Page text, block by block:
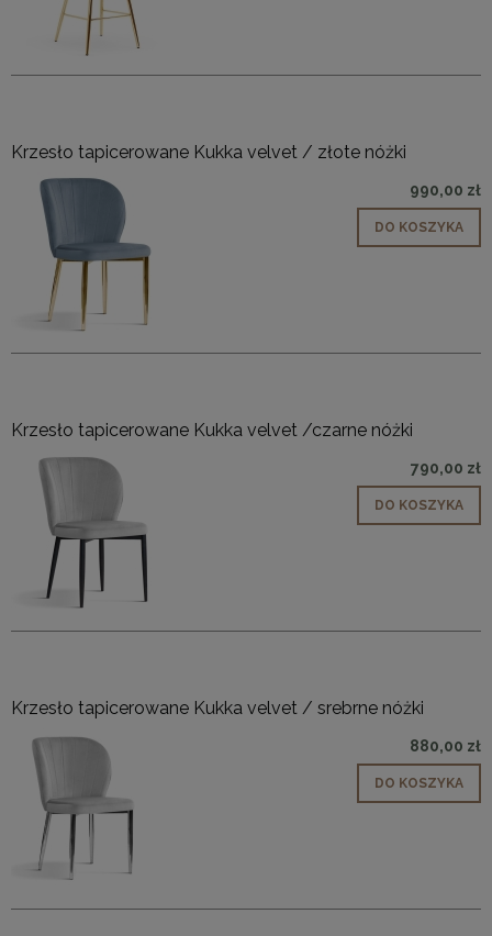
Krzesło tapicerowane Kukka velvet / złote nóżki
990,00 zł
DO KOSZYKA
Krzesło tapicerowane Kukka velvet /czarne nóżki
790,00 zł
DO KOSZYKA
Krzesło tapicerowane Kukka velvet / srebrne nóżki
880,00 zł
DO KOSZYKA